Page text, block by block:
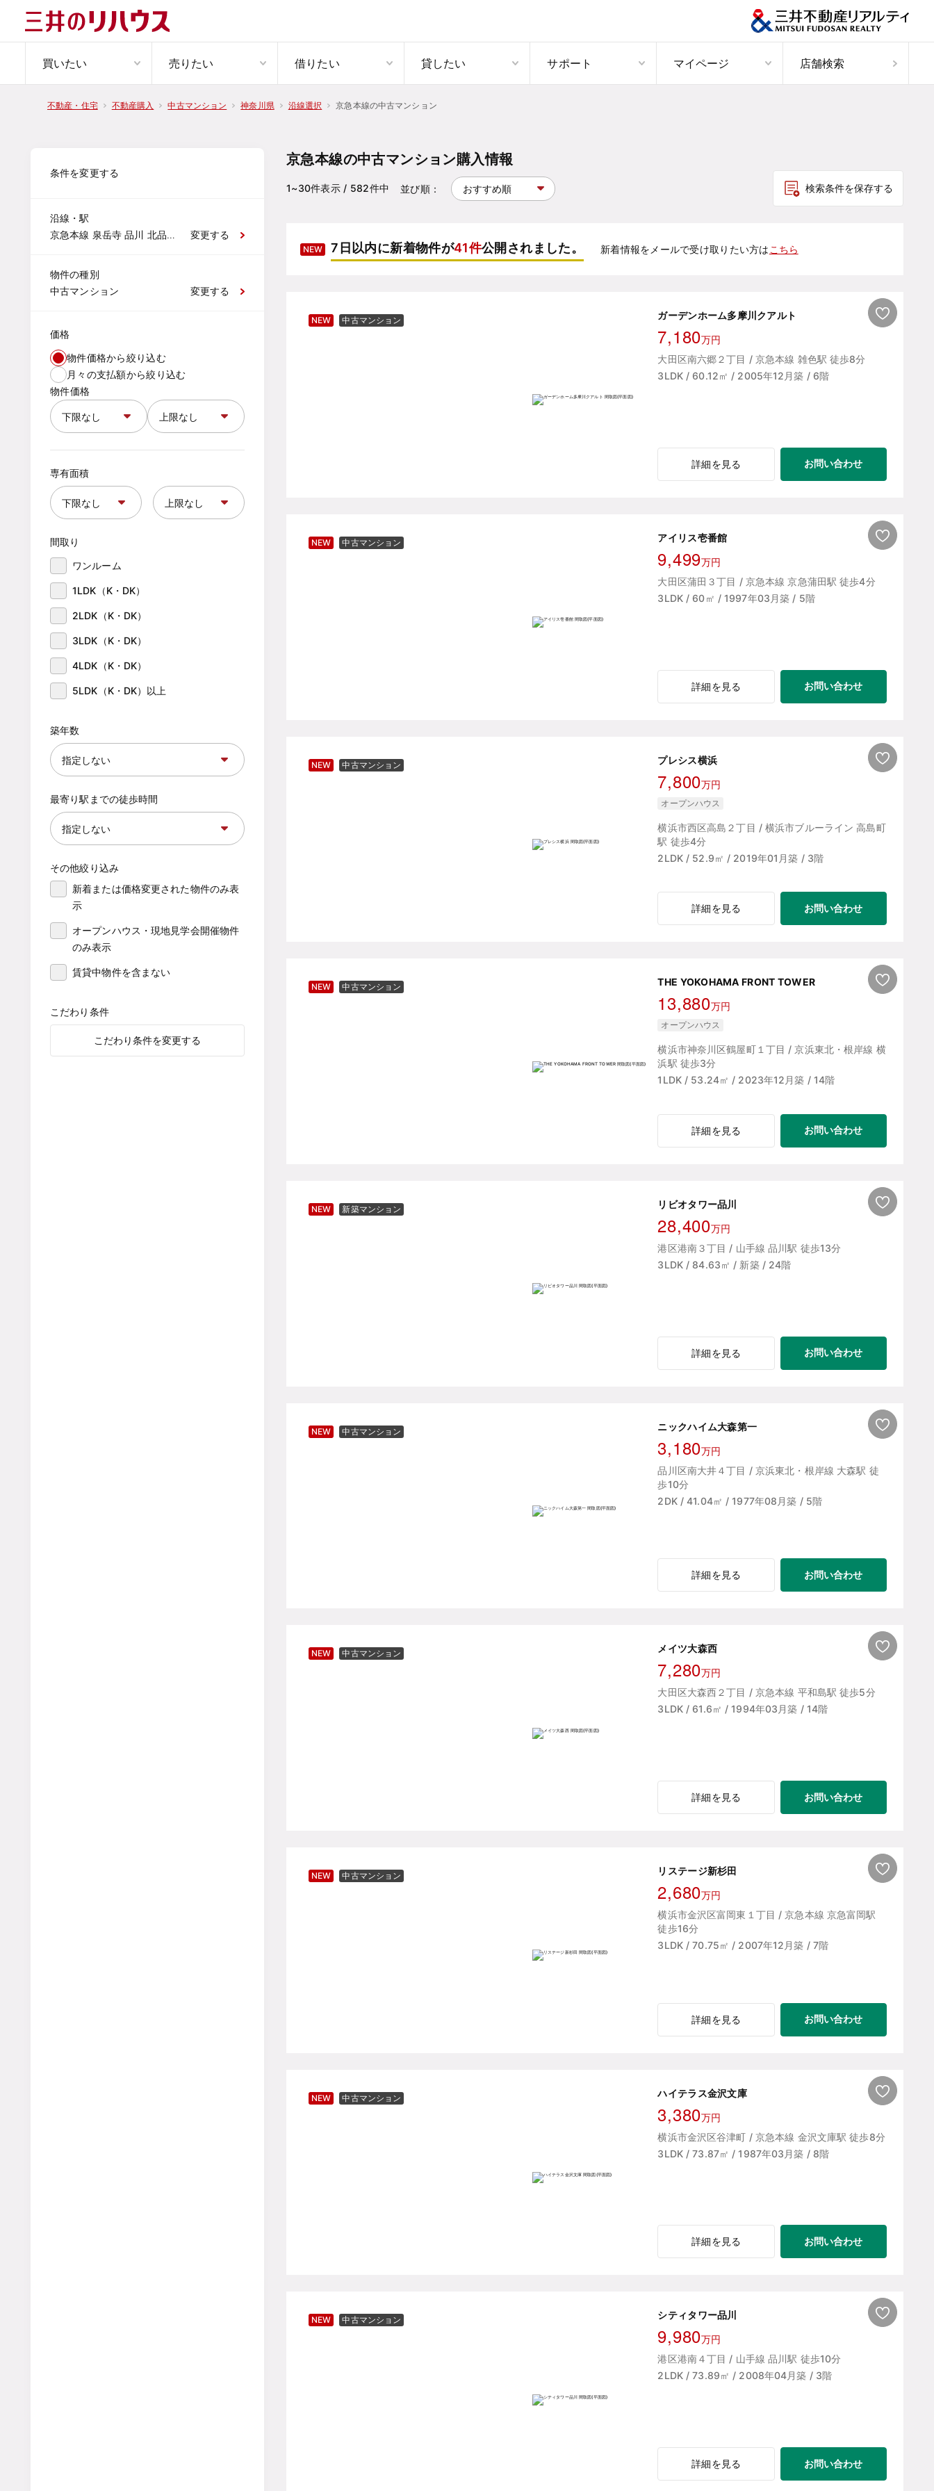
買いたい 売りたい 借りたい 貸したい サポート マイページ 店舗検索
不動産・住宅 不動産購入 中古マンション 神奈川県 沿線選択 京急本線の中古マンション
条件を変更する
沿線・駅
京急本線 泉岳寺 品川 北品川 新馬場 青物横丁 鮫洲 立会川 大森海岸 平和島 大森町 梅屋敷 京急蒲田 雑色 六郷土手 京急川崎 八丁畷 鶴見市場 京急鶴見 花月総持寺 生麦 京急新子安 子安 神奈川新町 京急東神奈川 神奈川 横浜 戸部 日ノ出町 黄金町 南太田 井土ヶ谷 弘明寺 上大岡 屏風浦 杉田 京急富岡 能見台 金沢文庫 金沢八景 追浜 京急田浦 安針塚 逸見 汐入 横須賀中央 県立大学 堀ノ内 京急大津 馬堀海岸 浦賀
変更する
物件の種別
中古マンション
変更する
価格
物件価格から絞り込む
月々の支払額から絞り込む
物件価格
専有面積
間取り
ワンルーム
1LDK（K・DK）
2LDK（K・DK）
3LDK（K・DK）
4LDK（K・DK）
5LDK（K・DK）以上
築年数
最寄り駅までの徒歩時間
その他絞り込み
新着または価格変更された物件のみ表
示
オープンハウス・現地見学会開催物件
のみ表示
賃貸中物件を含まない
こだわり条件
こだわり条件を変更する
京急本線の中古マンション購入情報
1~30件表示/ 582件中 並び順： 検索条件を保存する
NEW 7日以内に新着物件が41件公開されました。 新着情報をメールで受け取りたい方は こちら
NEW 中古マンション ガーデンホーム多摩川クアルト
7,180万円
大田区南六郷２丁目 / 京急本線 雑色駅 徒歩8分
3LDK / 60.12㎡ / 2005年12月築 / 6階
詳細を見る お問い合わせ
NEW 中古マンション アイリス壱番館
9,499万円
大田区蒲田３丁目 / 京急本線 京急蒲田駅 徒歩4分
3LDK / 60㎡ / 1997年03月築 / 5階
詳細を見る お問い合わせ
NEW 中古マンション プレシス横浜
7,800万円
オープンハウス
横浜市西区高島２丁目 / 横浜市ブルーライン 高島町
駅 徒歩4分
2LDK / 52.9㎡ / 2019年01月築 / 3階
詳細を見る お問い合わせ
NEW 中古マンション THE YOKOHAMA FRONT TOWER
13,880万円
オープンハウス
横浜市神奈川区鶴屋町１丁目 / 京浜東北・根岸線 横
浜駅 徒歩3分
1LDK / 53.24㎡ / 2023年12月築 / 14階
詳細を見る お問い合わせ
NEW 新築マンション リビオタワー品川
28,400万円
港区港南３丁目 / 山手線 品川駅 徒歩13分
3LDK / 84.63㎡ / 新築 / 24階
詳細を見る お問い合わせ
NEW 中古マンション ニックハイム大森第一
3,180万円
品川区南大井４丁目 / 京浜東北・根岸線 大森駅 徒
歩10分
2DK / 41.04㎡ / 1977年08月築 / 5階
詳細を見る お問い合わせ
NEW 中古マンション メイツ大森西
7,280万円
大田区大森西２丁目 / 京急本線 平和島駅 徒歩5分
3LDK / 61.6㎡ / 1994年03月築 / 14階
詳細を見る お問い合わせ
NEW 中古マンション リステージ新杉田
2,680万円
横浜市金沢区富岡東１丁目 / 京急本線 京急富岡駅
徒歩16分
3LDK / 70.75㎡ / 2007年12月築 / 7階
詳細を見る お問い合わせ
NEW 中古マンション ハイテラス金沢文庫
3,380万円
横浜市金沢区谷津町 / 京急本線 金沢文庫駅 徒歩8分
3LDK / 73.87㎡ / 1987年03月築 / 8階
詳細を見る お問い合わせ
NEW 中古マンション シティタワー品川
9,980万円
港区港南４丁目 / 山手線 品川駅 徒歩10分
2LDK / 73.89㎡ / 2008年04月築 / 3階
詳細を見る お問い合わせ